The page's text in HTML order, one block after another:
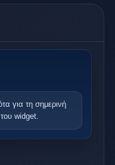
για τη σημερινή
widget.